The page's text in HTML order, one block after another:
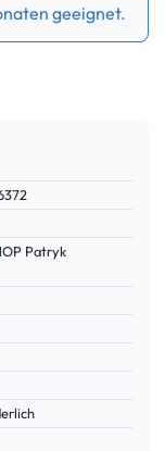
geeignet.
Patryk